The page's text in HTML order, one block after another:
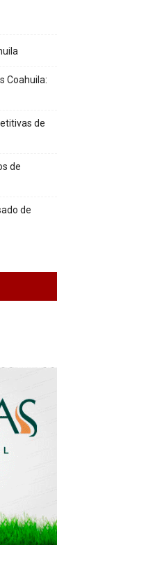
Coahuila:
de
de
de